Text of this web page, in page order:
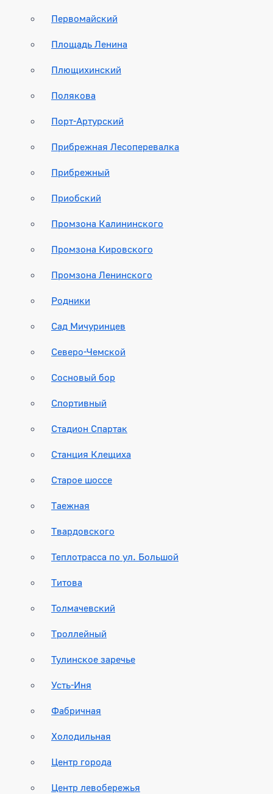
Первомайский
Площадь Ленина
Плющихинский
Полякова
Порт-Артурский
Прибрежная Лесоперевалка
Прибрежный
Приобский
Промзона Калининского
Промзона Кировского
Промзона Ленинского
Родники
Сад Мичуринцев
Северо-Чемской
Сосновый бор
Спортивный
Стадион Спартак
Станция Клещиха
Старое шоссе
Таежная
Твардовского
Теплотрасса по ул. Большой
Титова
Толмачевский
Троллейный
Тулинское заречье
Усть-Иня
Фабричная
Холодильная
Центр города
Центр левобережья